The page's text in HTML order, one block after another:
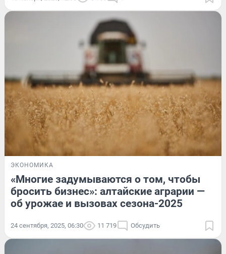
ЭКОНОМИКА
«Многие задумываются о том, чтобы
бросить бизнес»: алтайские аграрии —
об урожае и вызовах сезона-2025
24 сентября, 2025, 06:30 11 719 Обсудить